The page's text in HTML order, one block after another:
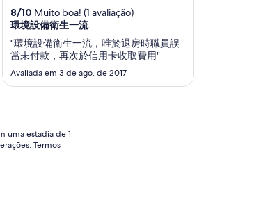
de
set.
a
8/10 Muito boa! (1 avaliação)
環境設備衛生一流
"環境設備衛生一流，唯於退房時職員誤
當未付款，再次於信用卡收取費用"
Avaliada em 3 de ago. de 2017
uma estadia de 1
Termos